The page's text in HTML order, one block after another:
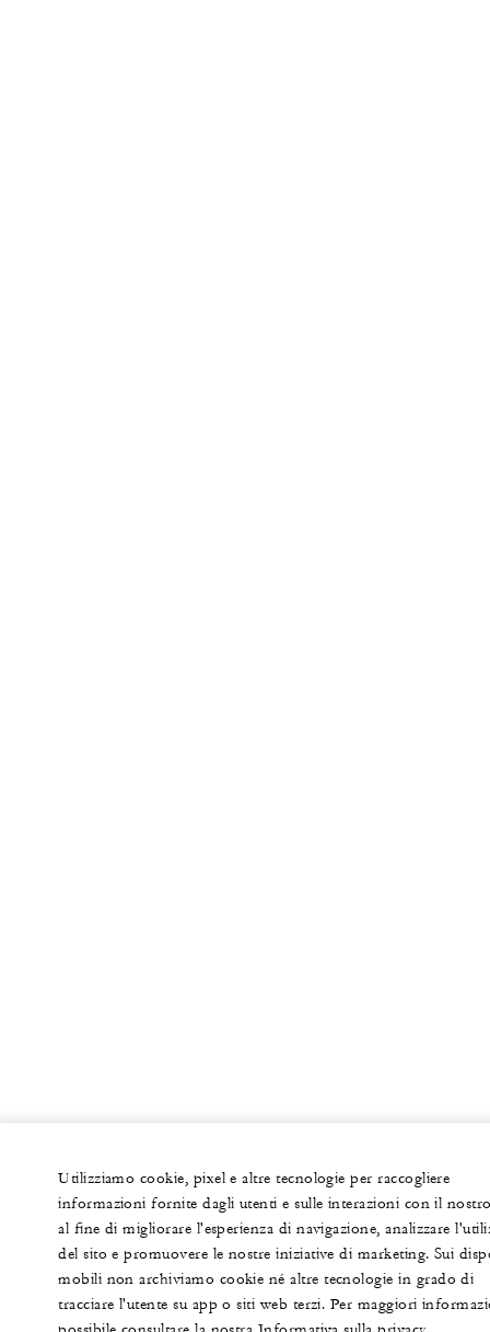
Utilizziamo cookie, pixel e altre tecnologie per raccogliere
informazioni fornite dagli utenti e sulle interazioni con il
al fine di migliorare l'esperienza di navigazione, analizzare
del sito e promuovere le nostre iniziative di marketing. Sui
mobili non archiviamo cookie né altre tecnologie in grado di
tracciare l'utente su app o siti web terzi. Per maggiori